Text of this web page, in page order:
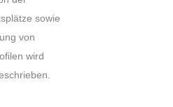
sowie
von
wird